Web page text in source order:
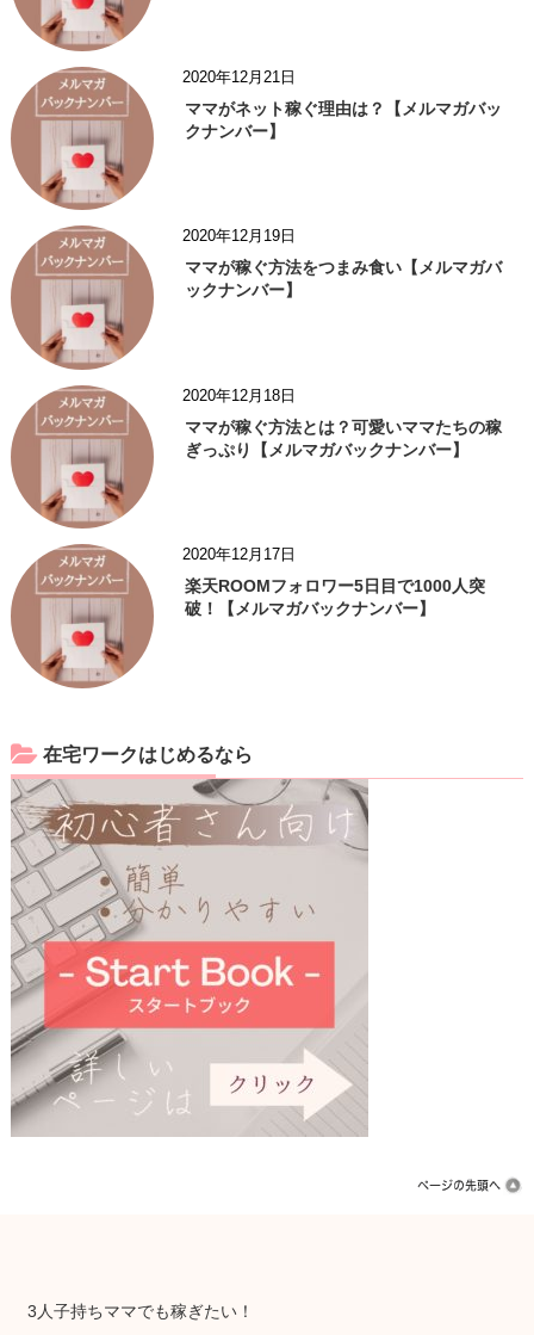
2020年12月21日
ママがネット稼ぐ理由は？【メルマガバッ
クナンバー】
2020年12月19日
ママが稼ぐ方法をつまみ食い【メルマガバ
ックナンバー】
2020年12月18日
ママが稼ぐ方法とは？可愛いママたちの稼
ぎっぷり【メルマガバックナンバー】
2020年12月17日
楽天ROOMフォロワー5日目で1000人突
破！【メルマガバックナンバー】
在宅ワークはじめるなら
3人子持ちママでも稼ぎたい！